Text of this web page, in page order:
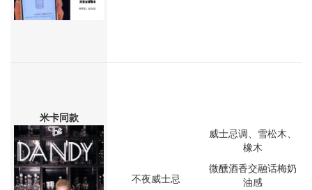
米卡同款
不夜威士忌
威士忌调、雪松木、
橡木
微醺酒香交融话梅奶
油感